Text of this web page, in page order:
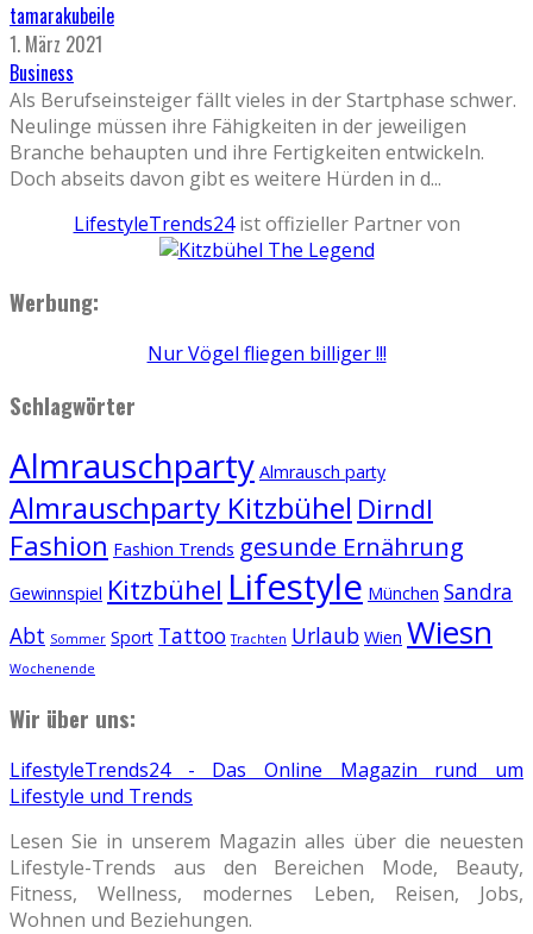
tamarakubeile
1. März 2021
Business
Als Berufseinsteiger fällt vieles in der Startphase schwer.
Neulinge müssen ihre Fähigkeiten in der jeweiligen
Branche behaupten und ihre Fertigkeiten entwickeln.
Doch abseits davon gibt es weitere Hürden in d...
LifestyleTrends24ist offizieller Partner von
Werbung:
Nur Vögel fliegen billiger !!!
Schlagwörter
Almrauschparty Almrausch party
Almrauschparty Kitzbühel Dirndl
Fashion Fashion Trends gesunde Ernährung
Gewinnspiel Kitzbühel Lifestyle München Sandra
Abt Sommer Sport Tattoo Trachten Urlaub Wien Wiesn
Wochenende
Wir über uns:
LifestyleTrends24 - Das Online Magazin rund um
Lifestyle und Trends
Lesen Sie in unserem Magazin alles über die neuesten
Lifestyle-Trends aus den Bereichen Mode, Beauty,
Fitness, Wellness, modernes Leben, Reisen, Jobs,
Wohnen und Beziehungen.